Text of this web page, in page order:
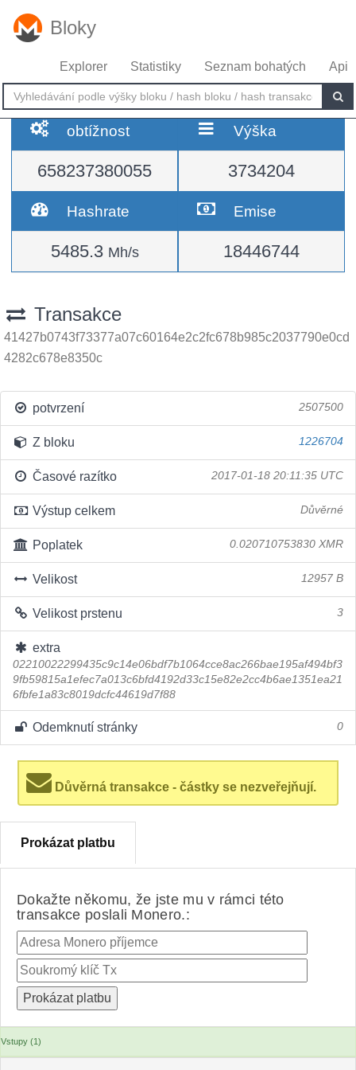
Bloky
Explorer Statistiky Seznam bohatých Api
obtížnost
658237380055
Výška
3734204
Hashrate
5485.3 Mh/s
Emise
18446744
Transakce
41427b0743f73377a07c60164e2c2fc678b985c2037790e0cd
4282c678e8350c
potvrzení 2507500
Z bloku 1226704
Časové razítko 2017-01-18 20:11:35 UTC
Výstup celkem Důvěrné
Poplatek 0.020710753830 XMR
Velikost 12957 B
Velikost prstenu 3
extra
02210022299435c9c14e06bdf7b1064cce8ac266bae195af494bf3
9fb59815a1efec7a013c6bfd4192d33c15e82e2cc4b6ae1351ea21
6fbfe1a83c8019dcfc44619d7f88
Odemknutí stránky 0
Důvěrná transakce - částky se nezveřejňují.
Prokázat platbu
Dokažte někomu, že jste mu v rámci této
transakce poslali Monero.:
Vstupy (1)